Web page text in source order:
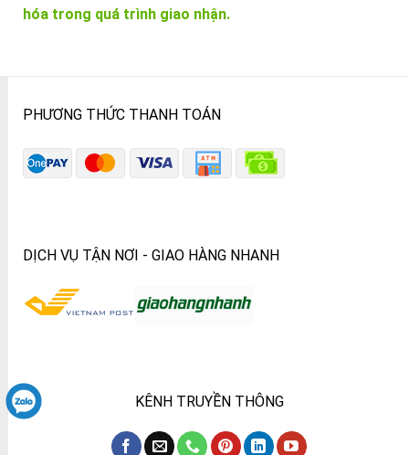
hóa trong quá trình giao nhận.
PHƯƠNG THỨC THANH TOÁN
DỊCH VỤ TẬN NƠI - GIAO HÀNG NHANH
KÊNH TRUYỀN THÔNG